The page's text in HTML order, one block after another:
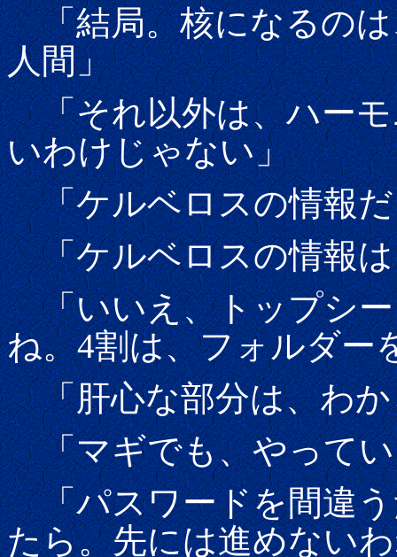
「結局。核になるのは
人間」
「それ以外は、ハーモ
いわけじゃない」
「ケルベロスの情報だ
「ケルベロスの情報は
「いいえ、トップシー
ね。4割は、フォルダー
「肝心な部分は、わか
「マギでも、やってい
「パスワードを間違う
たら。先には進めない